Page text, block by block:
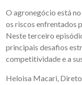
O agronegócio está
os riscos enfrentados
Neste terceiro
principais desafios
competitividade e a
Heloisa Macari,